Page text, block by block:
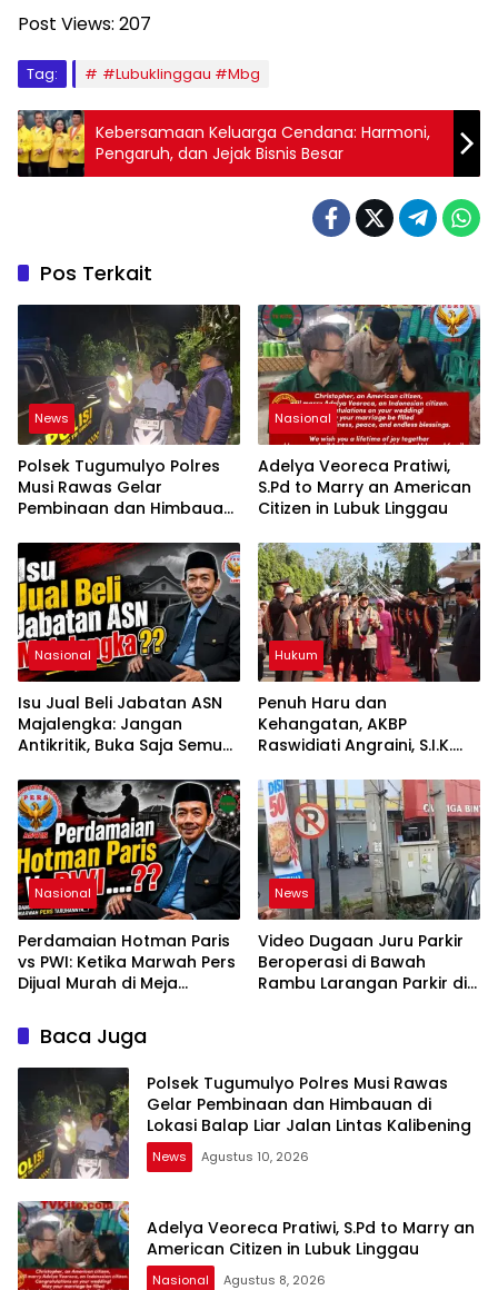
Post Views: 207
Tag: #Lubuklinggau #Mbg
Kebersamaan Keluarga Cendana: Harmoni,
Pengaruh, dan Jejak Bisnis Besar
Pos Terkait
News
Polsek Tugumulyo Polres
Musi Rawas Gelar
Pembinaan dan Himbauan
Lintas Kalibening
Nasional
Adelya Veoreca Pratiwi,
S.Pd to Marry an American
Citizen in Lubuk Linggau
Nasional
Isu Jual Beli Jabatan ASN
Majalengka: Jangan
Antikritik, Buka Saja Semua
Jabatan kepada Publik
Oleh: Aceng Syamsul
Hadie, S.Sos., MM. Ketua
Dewan Pembina Pusat
ASWIN
Hukum
Penuh Haru dan
Kehangatan, AKBP
Raswidiati Angraini, S.I.K.
Lampung Utara
Nasional
Perdamaian Hotman Paris
vs PWI: Ketika Marwah Pers
Dijual Murah di Meja
Syamsul Hadie (ASH)”
News
Video Dugaan Juru Parkir
Beroperasi di Bawah
Rambu Larangan Parkir di
Baca Juga
Polsek Tugumulyo Polres Musi Rawas
Gelar Pembinaan dan Himbauan di
Lokasi Balap Liar Jalan Lintas Kalibening
News Agustus 10, 2026
Adelya Veoreca Pratiwi, S.Pd to Marry an
American Citizen in Lubuk Linggau
Nasional Agustus 8, 2026